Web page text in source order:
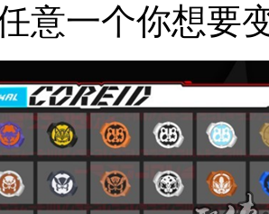
意一个你想要